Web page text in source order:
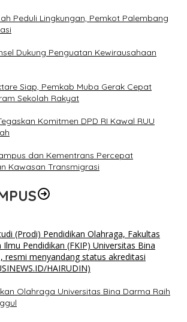
Peduli Lingkungan, Pemkot Palembang
Dukung Penguatan Kewirausahaan
Siap, Pemkab Muba Gerak Cepat
Sekolah Rakyat
Komitmen DPD RI Kawal RUU
dan Kementrans Percepat
Kawasan Transmigrasi
Olahraga Universitas Bina Darma Raih